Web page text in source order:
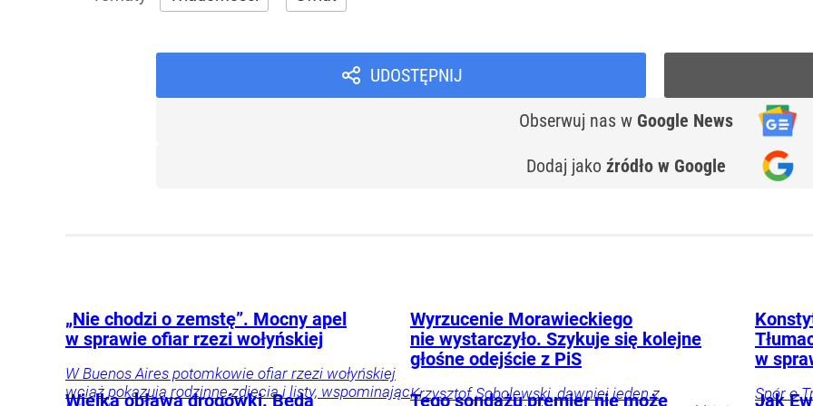
UDOSTĘPNIJ
Obserwuj nas w Google News
Dodaj jako źródło w Google
„Nie chodzi o zemstę”. Mocny apel
w sprawie ofiar rzezi wołyńskiej
W Buenos Aires potomkowie ofiar rzezi wołyńskiej
wciąż pokazują rodzinne zdjęcia i listy, wspominając
Wyrzucenie Morawieckiego
nie wystarczyło. Szykuje się kolejne
głośne odejście z PiS
Krzysztof Sobolewski, dawniej jeden z
w
Spór o
Wielka obława drogówki. Będą
Tego sondażu premier nie może
Jak